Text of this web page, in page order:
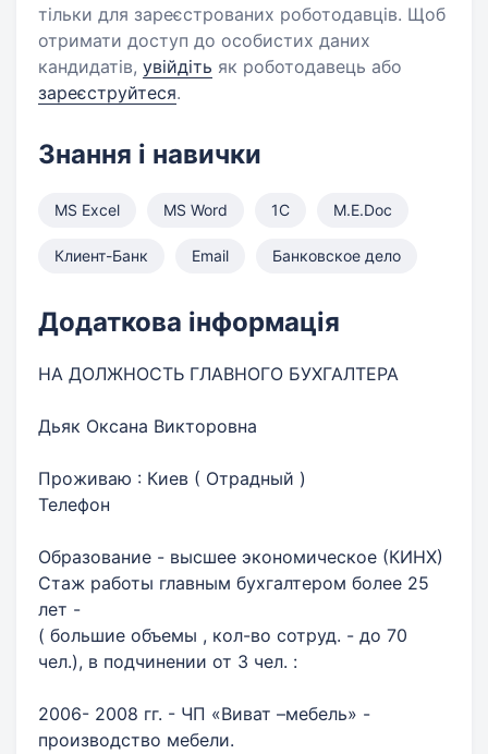
тільки для зареєстрованих роботодавців. Щоб
отримати доступ до особистих даних
кандидатів, увійдіть як роботодавець або
зареєструйтеся.
Знання і навички
MS Excel MS Word 1С M.E.Doc
Клиент-Банк Email Банковское дело
Додаткова інформація
НА ДОЛЖНОСТЬ ГЛАВНОГО БУХГАЛТЕРА
Дьяк Оксана Викторовна
Проживаю : Киев ( Отрадный )
Телефон
Образование - высшее экономическое (КИНХ)
Стаж работы главным бухгалтером более 25
лет -
( большие объемы , кол-во сотруд. - до 70
чел.), в подчинении от 3 чел. :
2006- 2008 гг. - ЧП «Виват –мебель» -
производство мебели.